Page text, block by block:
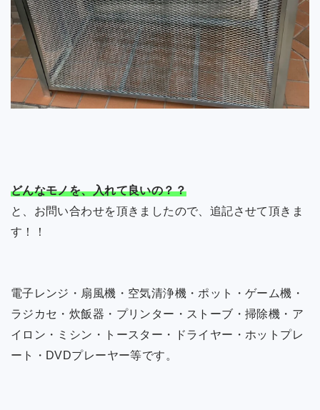
どんなモノを、入れて良いの？？
と、お問い合わせを頂きましたので、追記させて頂きま
す！！
電子レンジ・扇風機・空気清浄機・ポット・ゲーム機・
ラジカセ・炊飯器・プリンター・ストーブ・掃除機・ア
イロン・ミシン・トースター・ドライヤー・ホットプレ
ート・DVDプレーヤー等です。